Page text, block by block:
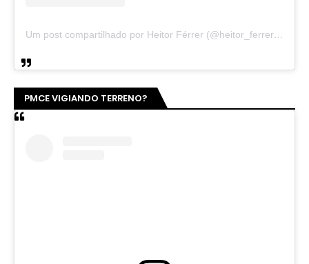
Um post compartilhado por Heitor Férrer (@heitor_ferrer77)
PMCE VIGIANDO TERRENO?